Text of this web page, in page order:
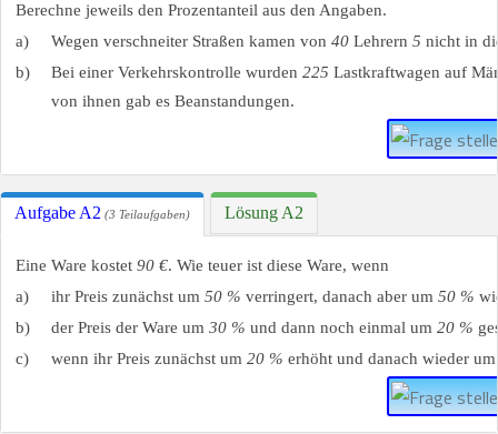
Berechne jeweils den Prozentanteil aus den Angaben.
a)
Wegen verschneiter Straßen kamen von 40 Lehrern 5 nicht in
b)
Bei einer Verkehrskontrolle wurden 225 Lastkraftwagen auf
von ihnen gab es Beanstandungen.
Aufgabe A2 (3 Teilaufgaben) Lösung A2
Eine Ware kostet 90 €. Wie teuer ist diese Ware, wenn
a)
ihr Preis zunächst um 50 % verringert, danach aber um 50 %
b)
der Preis der Ware um 30 % und dann noch einmal um 20 %
c)
wenn ihr Preis zunächst um 20 % erhöht und danach wieder